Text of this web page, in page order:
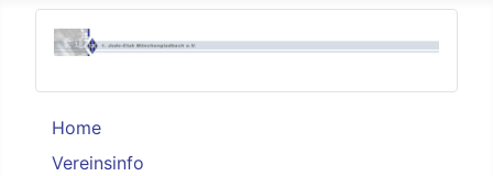
Home
Vereinsinfo